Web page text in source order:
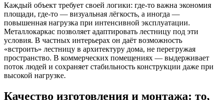
Каждый объект требует своей логики: где-то важна экономия
площади, где-то — визуальная лёгкость, а иногда —
повышенная нагрузка при интенсивной эксплуатации.
Металлокаркас позволяет адаптировать лестницу под эти
условия. В частных интерьерах он даёт возможность
«встроить» лестницу в архитектуру дома, не перегружая
пространство. В коммерческих помещениях — выдерживает
поток людей и сохраняет стабильность конструкции даже при
высокой нагрузке.
Качество изготовления и монтажа: то,